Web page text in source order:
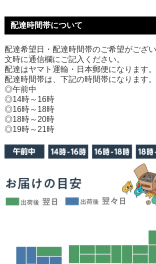
配達時間帯について
配達希望日・配達時間帯のご希望がござ
文時に通信欄にご記入ください。
配達はヤマト運輸・日本郵便になります。
配達時間帯は、下記の時間帯になります。
◎午前中
◎14時～16時
◎16時～18時
◎18時～20時
◎19時～21時